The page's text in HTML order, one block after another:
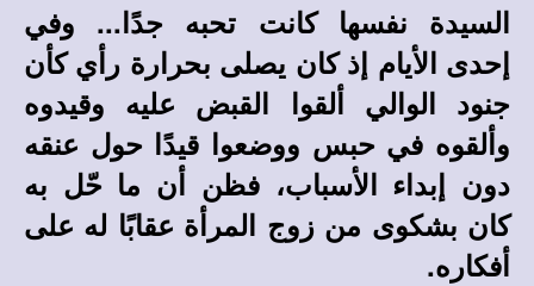
السيدة نفسها كانت تحبه جدًا... وفي
إحدى الأيام إذ كان يصلى بحرارة رأي كأن
جنود الوالي ألقوا القبض عليه وقيدوه
وألقوه في حبس ووضعوا قيدًا حول عنقه
دون إبداء الأسباب، فظن أن ما حّل به
كان بشكوى من زوج المرأة عقابًا له على
أفكاره.